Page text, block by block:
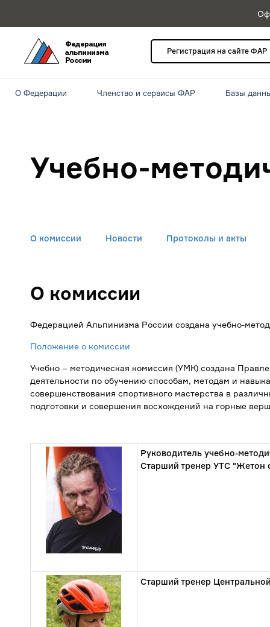
Регистрация на сайте ФАР
О Федерации Членство и сервисы ФАР Базы
Учебно-
О комиссии Новости Протоколы и акты
О комиссии
Федерацией Альпинизма России создана учебно-
Положение о комиссии
Учебно – методическая комиссия (УМК) создана
деятельности по обучению способам, методам и
совершенствования спортивного мастерства в
подготовки и совершения восхождений на горные
Руководитель учебно-
Старший тренер УТС "Жетон
Старший тренер